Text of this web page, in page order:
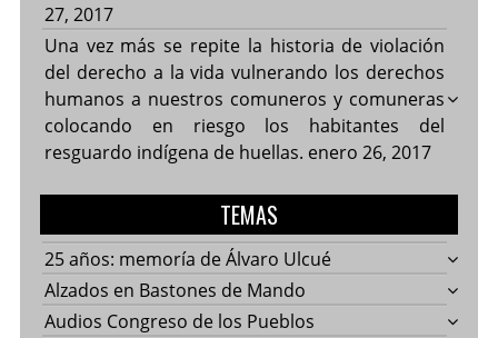
27, 2017
Una vez más se repite la historia de violación
del derecho a la vida vulnerando los derechos
humanos a nuestros comuneros y comuneras
colocando en riesgo los habitantes del
resguardo indígena de huellas. enero 26, 2017
TEMAS
25 años: memoría de Álvaro Ulcué
Alzados en Bastones de Mando
Audios Congreso de los Pueblos